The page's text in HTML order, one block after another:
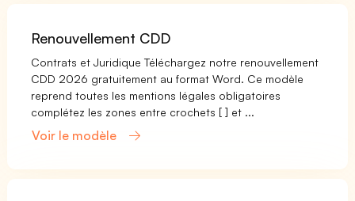
Renouvellement CDD
Contrats et Juridique Téléchargez notre renouvellement
CDD 2026 gratuitement au format Word. Ce modèle
reprend toutes les mentions légales obligatoires
complétez les zones entre crochets [ ] et ...
Voir le modèle